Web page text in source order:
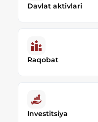
Davlat aktivlari
Raqobat
Investitsiya